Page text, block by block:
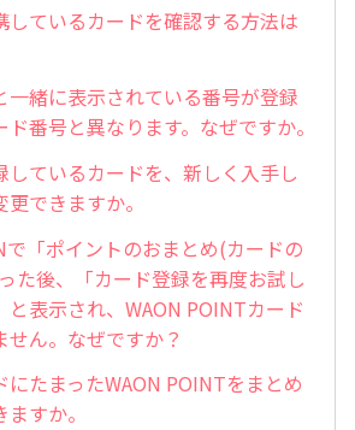
しているカードを確認する方法は
一緒に表示されている番号が登録
ド番号と異なります。なぜですか。
しているカードを、新しく入手し
できますか。
「ポイントのおまとめ(カードの
た後、「カード登録を再度お試し
と表示され、WAON POINTカード
せん。なぜですか？
にたまったWAON POINTをまとめ
すか。